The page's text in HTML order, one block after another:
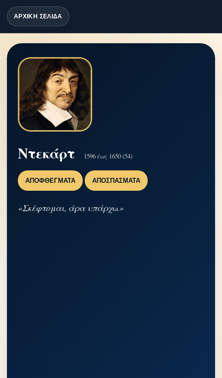
ΑΡΧΙΚΗ ΣΕΛΙΔΑ
Ντεκάρτ 1596 έως 1650 (54)
ΑΠΟΦΘΈΓΜΑΤΑ ΑΠΟΣΠΆΣΜΑΤΑ
«Σκέφτομαι, άρα υπάρχω.»